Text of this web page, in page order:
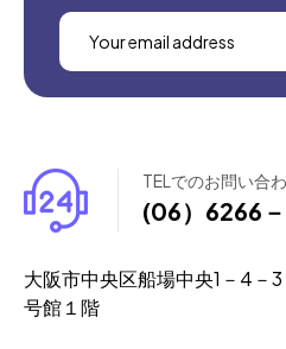
TELでのお問い
(06）6266
大阪市中央区船場中央1－4－
号館１階